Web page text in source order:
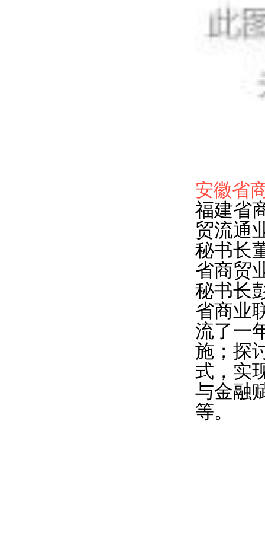
安徽省
福建省
贸流通
秘书长
省商贸
秘书长
省商业
流了一
施；探
式，实
与金融
等。